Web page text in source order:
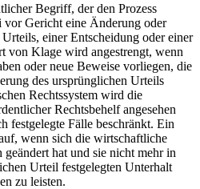
Begriff, der den Prozess
vor Gericht eine Änderung oder
einer Entscheidung oder einer
von Klage wird angestrengt, wenn
oder neue Beweise vorliegen, die
des ursprünglichen Urteils
Rechtssystem wird die
Rechtsbehelf angesehen
festgelegte Fälle beschränkt. Ein
wenn sich die wirtschaftliche
hat und sie nicht mehr in
Urteil festgelegten Unterhalt
zu leisten.